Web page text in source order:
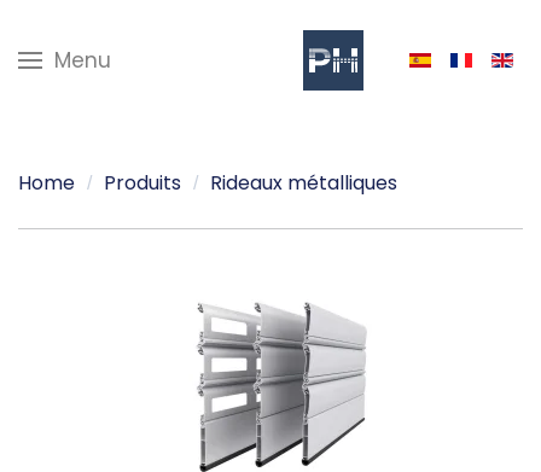
Menu
Home Produits Rideaux métalliques
Voir plus